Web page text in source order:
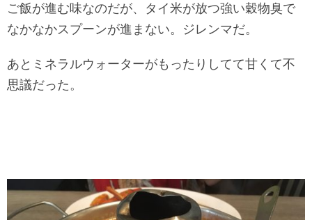
ご飯が進む味なのだが、タイ米が放つ強い穀物臭で
なかなかスプーンが進まない。ジレンマだ。
あとミネラルウォーターがもったりしてて甘くて不
思議だった。